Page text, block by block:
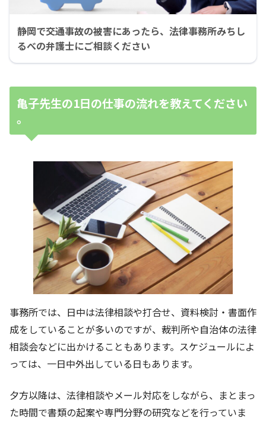
静岡で交通事故の被害にあったら、法律事務所みちし
るべの弁護士にご相談ください
亀子先生の1日の仕事の流れを教えてください
。
事務所では、日中は法律相談や打合せ、資料検討・書面作
成をしていることが多いのですが、裁判所や自治体の法律
相談会などに出かけることもあります。スケジュールによ
っては、一日中外出している日もあります。
夕方以降は、法律相談やメール対応をしながら、まとまっ
た時間で書類の起案や専門分野の研究などを行っていま